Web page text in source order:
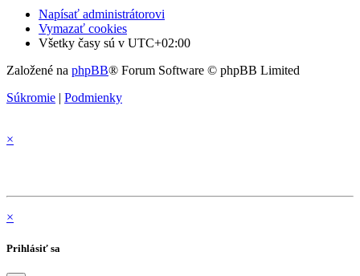
Napísať administrátorovi
Vymazať cookies
Všetky časy sú v UTC+02:00
Založené na phpBB® Forum Software © phpBB Limited
Súkromie | Podmienky
×
×
Prihlásiť sa